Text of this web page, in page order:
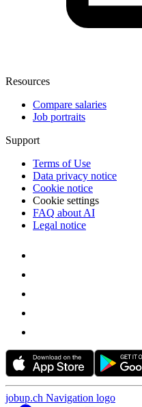
Resources
Compare salaries
Job portraits
Support
Terms of Use
Data privacy notice
Cookie notice
Cookie settings
FAQ about AI
Legal notice
jobup.ch Navigation logo